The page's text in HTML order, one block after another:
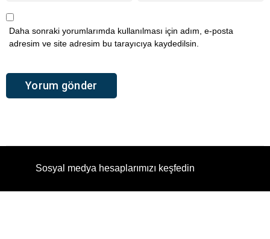
Daha sonraki yorumlarımda kullanılması için adım, e-posta
adresim ve site adresim bu tarayıcıya kaydedilsin.
Sosyal medya hesaplarımızı keşfedin